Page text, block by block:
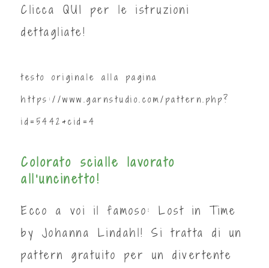
Clicca QUI
per le istruzioni
dettagliate!
testo originale alla pagina
https://www.garnstudio.com/pattern.php?
id=5442&cid=4
Colorato scialle lavorato
all'uncinetto!
Ecco a voi il famoso: Lost in Time
by Johanna Lindahl! Si tratta di un
pattern gratuito per un divertente